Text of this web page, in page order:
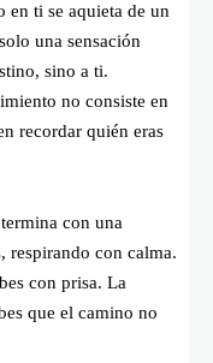
en ti se aquieta de un
una sensación
sino a ti.
no consiste en
recordar quién eras
termina con una
respirando con calma.
con prisa. La
que el camino no